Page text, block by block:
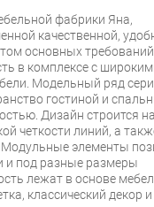
фабрики Яна,
качественной,
основных
в комплексе с
Модельный ряд
гостиной и
Дизайн строится на
четкости линий, а
Модульные элементы
и под разные размеры
лежат в основе
классический декор и